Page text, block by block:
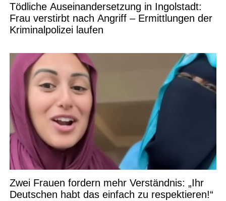
Tödliche Auseinandersetzung in Ingolstadt:
Frau verstirbt nach Angriff – Ermittlungen der
Kriminalpolizei laufen
Zwei Frauen fordern mehr Verständnis: „Ihr
Deutschen habt das einfach zu respektieren!“